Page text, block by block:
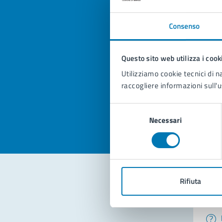
Consenso
Questo sito web utilizza i
Utilizziamo cookie tecnici di
raccogliere informazioni
Necessari
Rifiuta
Valuta